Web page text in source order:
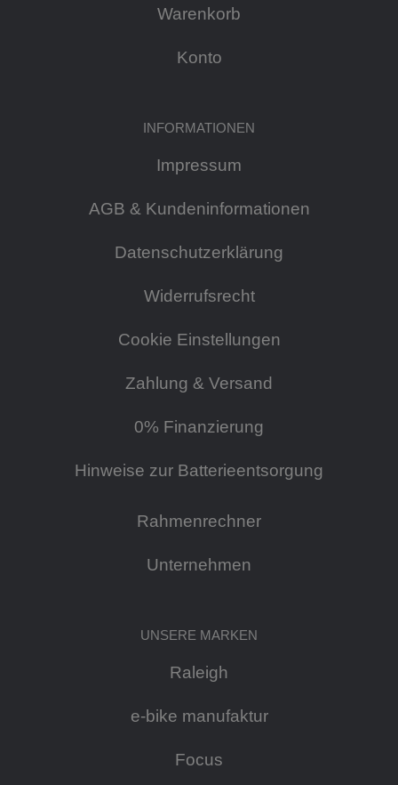
Warenkorb
Konto
INFORMATIONEN
Impressum
AGB & Kundeninformationen
Datenschutzerklärung
Widerrufsrecht
Cookie Einstellungen
Zahlung & Versand
0% Finanzierung
Hinweise zur Batterieentsorgung
Rahmenrechner
Unternehmen
UNSERE MARKEN
Raleigh
e-bike manufaktur
Focus